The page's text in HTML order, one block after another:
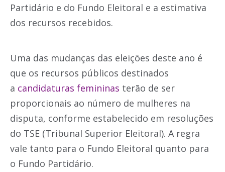
Partidário e do Fundo Eleitoral e a estimativa
dos recursos recebidos.
Uma das mudanças das eleições deste ano é
que os recursos públicos destinados
a candidaturas femininas terão de ser
proporcionais ao número de mulheres na
disputa, conforme estabelecido em resoluções
do TSE (Tribunal Superior Eleitoral). A regra
vale tanto para o Fundo Eleitoral quanto para
o Fundo Partidário.